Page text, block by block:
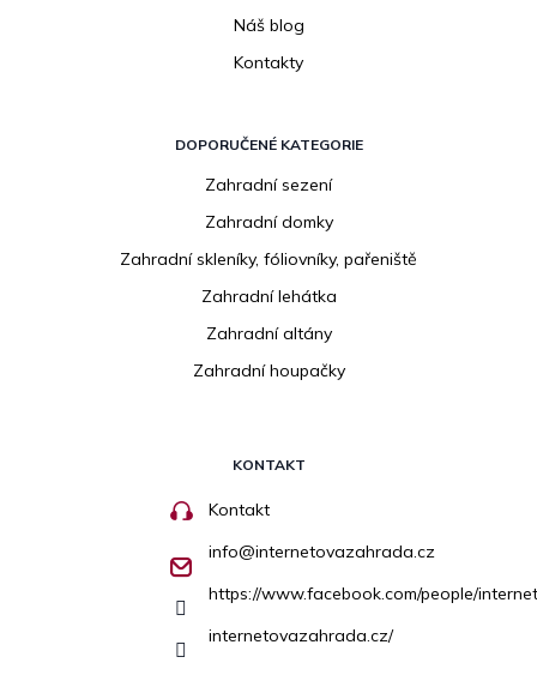
Náš blog
Kontakty
DOPORUČENÉ KATEGORIE
Zahradní sezení
Zahradní domky
Zahradní skleníky, fóliovníky, pařeniště
Zahradní lehátka
Zahradní altány
Zahradní houpačky
KONTAKT
Kontakt
info@internetovazahrada.cz
https://www.facebook.com/people/
internetovazahrada.cz/